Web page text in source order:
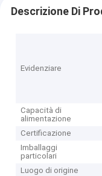
Descrizione Di
Evidenziare
Capacità di
alimentazione
Certificazione
Imballaggi
particolari
Luogo di origine